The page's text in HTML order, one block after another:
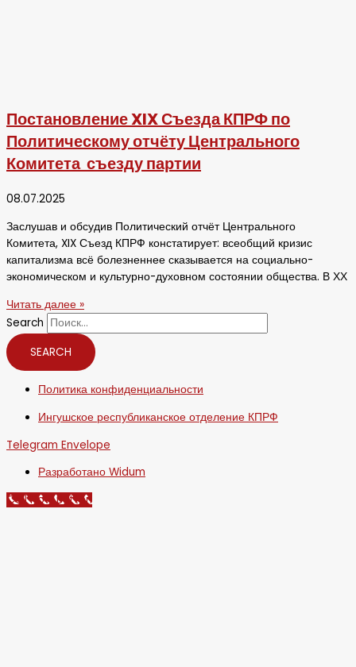
Постановление XIX Съезда КПРФ по
Политическому отчёту Центрального
Комитета съезду партии
08.07.2025
Заслушав и обсудив Политический отчёт Центрального
Комитета, XIX Съезд КПРФ констатирует: всеобщий кризис
капитализма всё болезненнее сказывается на социально-
экономическом и культурно-духовном состоянии общества. В ХХ
Читать далее »
Search
SEARCH
Политика конфиденциальности
Ингушское республиканское отделение КПРФ
Telegram Envelope
Разработано Widum
Call Now Button